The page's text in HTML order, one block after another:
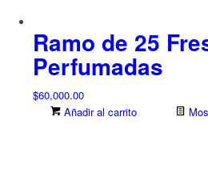
Ramo de 25
Perfumadas
$60,000.00
Añadir al carrito